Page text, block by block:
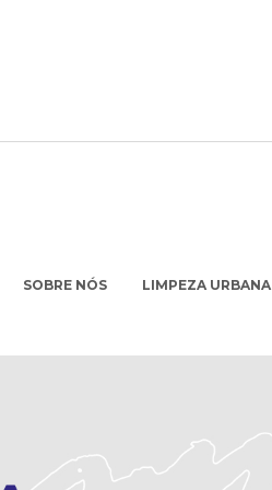
SOBRE NÓS LIMPEZA URBANA